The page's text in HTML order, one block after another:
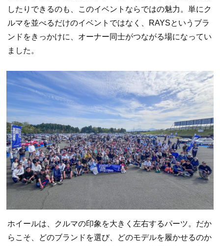
したりできるのも、このイベントならではの魅力。単にク
ルマを並べるだけのイベントではなく、RAYSというブラ
ンドをきっかけに、オーナー同士がつながる場になってい
ました。
ホイールは、クルマの印象を大きく左右するパーツ。だか
らこそ、どのブランドを選び、どのモデルを履かせるのか